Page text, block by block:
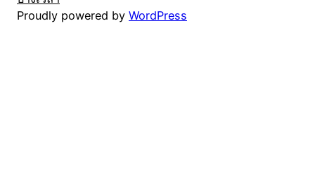
Proudly powered by WordPress